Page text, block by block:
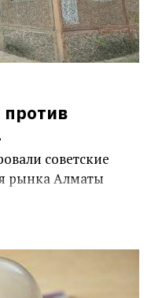
против
советские
рынка Алматы